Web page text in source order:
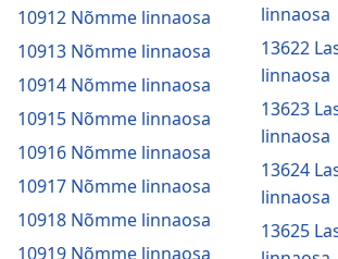
10912 Nõmme linnaosa
10913 Nõmme linnaosa
10914 Nõmme linnaosa
10915 Nõmme linnaosa
10916 Nõmme linnaosa
10917 Nõmme linnaosa
10918 Nõmme linnaosa
10919 Nõmme linnaosa
linnaosa
13622
linnaosa
13623
linnaosa
13624
linnaosa
13625